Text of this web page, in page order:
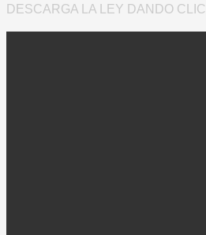
DESCARGA LA LEY DANDO CLIC